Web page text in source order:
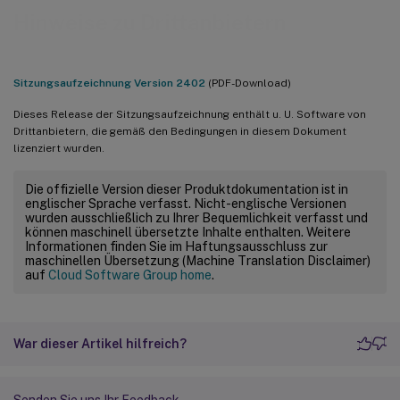
Sitzungsaufzeichnung Version 2402 (PDF-Download)
Dieses Release der Sitzungsaufzeichnung enthält u. U. Software von
Drittanbietern, die gemäß den Bedingungen in diesem Dokument
lizenziert wurden.
Die offizielle Version dieser Produktdokumentation ist in
englischer Sprache verfasst. Nicht-englische Versionen
wurden ausschließlich zu Ihrer Bequemlichkeit verfasst und
können maschinell übersetzte Inhalte enthalten. Weitere
Informationen finden Sie im Haftungsausschluss zur
maschinellen Übersetzung (Machine Translation Disclaimer)
auf Cloud Software Group home.
War dieser Artikel hilfreich?